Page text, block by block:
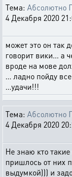
Тема: Абсолютно
4 Декабря 2020
может это он так
говорит вики... а
вроде на мове
... ладно пойду
...удачи!!!
Тема: Абсолютно
4 Декабря 2020
Не знаю кто
пришлось от них
выдумкой))) и